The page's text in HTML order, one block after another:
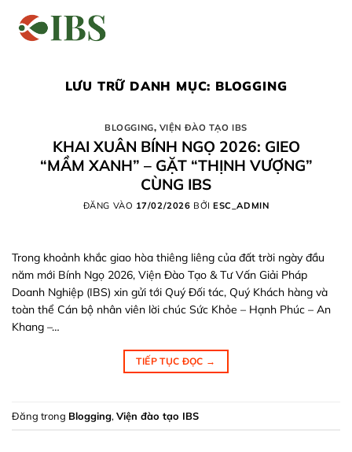
qua
LƯU TRỮ DANH MỤC: BLOGGING
BLOGGING, VIỆN ĐÀO TẠO IBS
KHAI XUÂN BÍNH NGỌ 2026: GIEO
“MẦM XANH” – GẶT “THỊNH VƯỢNG”
CÙNG IBS
ĐĂNG VÀO 17/02/2026 BỞIESC_ADMIN
Trong khoảnh khắc giao hòa thiêng liêng của đất trời ngày đầu
năm mới Bính Ngọ 2026, Viện Đào Tạo & Tư Vấn Giải Pháp
Doanh Nghiệp (IBS) xin gửi tới Quý Đối tác, Quý Khách hàng và
toàn thể Cán bộ nhân viên lời chúc Sức Khỏe – Hạnh Phúc – An
Khang –…
TIẾP TỤC ĐỌC →
Đăng trong Blogging, Viện đào tạo IBS